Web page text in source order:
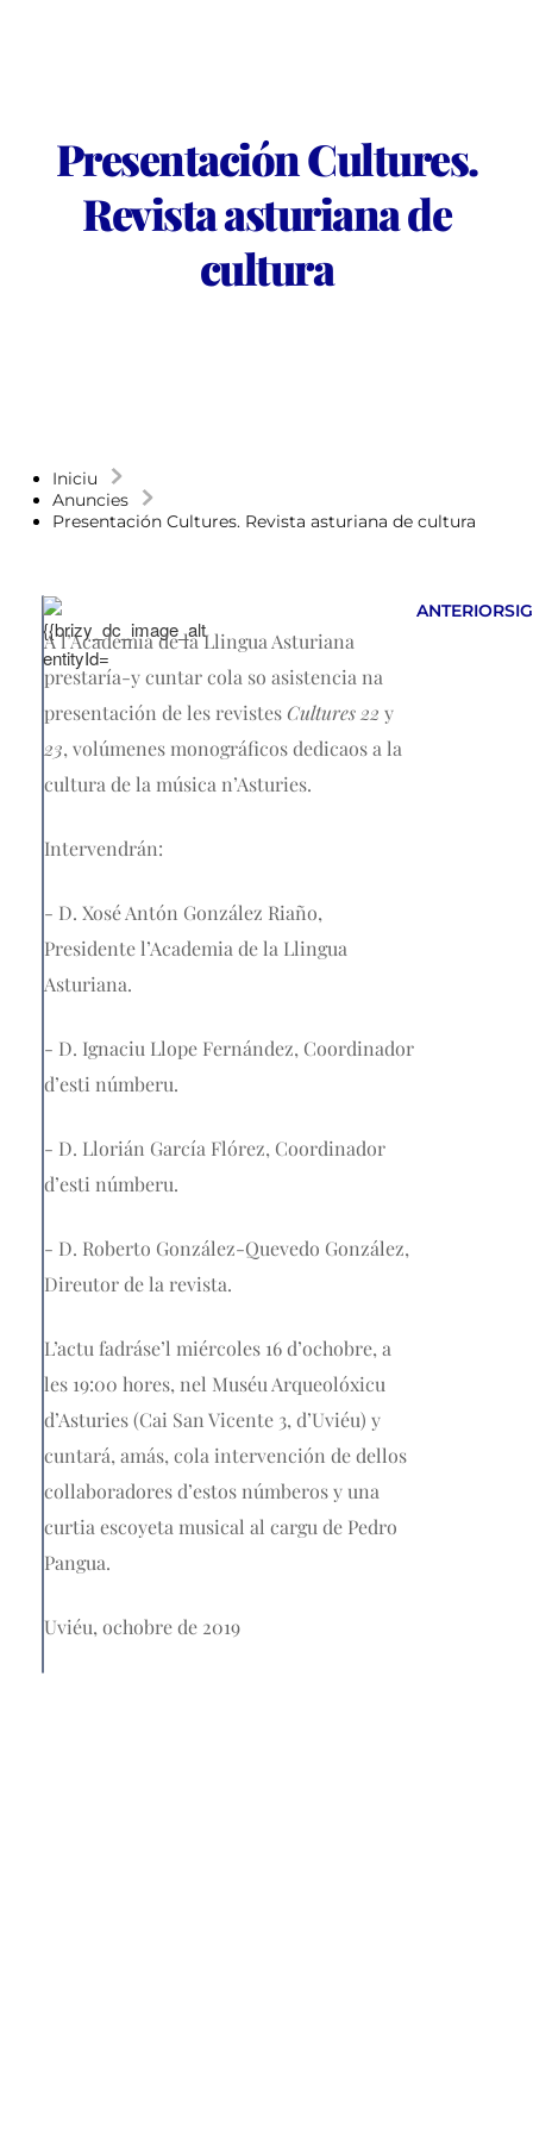
Presentación Cultures.
Revista asturiana de
cultura
Iniciu
Anuncies
Presentación Cultures. Revista asturiana de cultura
A l’Academia de la Llingua Asturiana
prestaría-y cuntar cola so asistencia na
presentación de les revistesCultures 22 y
23, volúmenes monográficos dedicaos a la
cultura de la música n’Asturies.
Intervendrán:
- D. Xosé Antón González Riaño,
Presidente l’Academia de la Llingua
Asturiana.
- D. Ignaciu Llope Fernández, Coordinador
d’esti númberu.
- D. Llorián García Flórez, Coordinador
d’esti númberu.
- D. Roberto González-Quevedo González,
Direutor de la revista.
L’actu fadráse’l miércoles 16 d’ochobre, a
les 19:00 hores, nel Muséu Arqueolóxicu
d’Asturies (Cai San Vicente 3, d’Uviéu) y
cuntará, amás, cola intervención de dellos
collaboradores d’estos númberos y una
curtia escoyeta musical al cargu de Pedro
Pangua.
Uviéu, ochobre de 2019
ANTERIOR